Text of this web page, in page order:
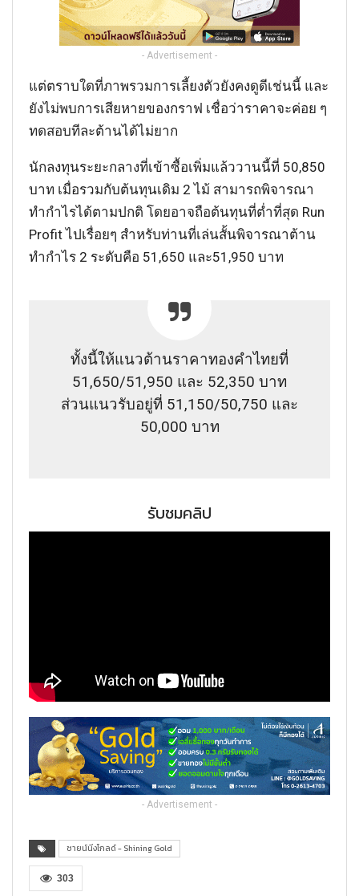
- Advertisement -
แต่ตราบใดที่ภาพรวมการเลี้ยงตัวยังคงดูดีเช่นนี้ และ
ยังไม่พบการเสียหายของกราฟ เชื่อว่าราคาจะค่อย ๆ
ทดสอบทีละต้านได้ไม่ยาก
นักลงทุนระยะกลางที่เข้าซื้อเพิ่มแล้ววานนี้ที่ 50,850
บาท เมื่อรวมกับต้นทุนเดิม 2 ไม้ สามารถพิจารณา
ทำกำไรได้ตามปกติ โดยอาจถือต้นทุนที่ต่ำที่สุด Run
Profit ไปเรื่อยๆ สำหรับท่านที่เล่นสั้นพิจารณาต้าน
ทำกำไร 2 ระดับคือ 51,650 และ51,950 บาท
ทั้งนี้ให้แนวต้านราคาทองคำไทยที่
51,650/51,950 และ 52,350 บาท
ส่วนแนวรับอยู่ที่ 51,150/50,750 และ
50,000 บาท
รับชมคลิป
- Advertisement -
ชายน์นิ่งโกลด์ - Shining Gold
303